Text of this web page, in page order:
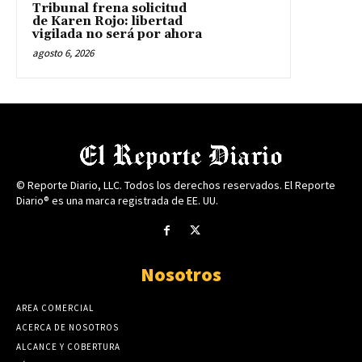
Tribunal frena solicitud
de Karen Rojo: libertad
vigilada no será por ahora
agosto 6, 2026
© Reporte Diario, LLC. Todos los derechos reservados. El Reporte
Diario® es una marca registrada de EE. UU.
Nosotros
AREA COMERCIAL
ACERCA DE NOSOTROS
ALCANCE Y COBERTURA